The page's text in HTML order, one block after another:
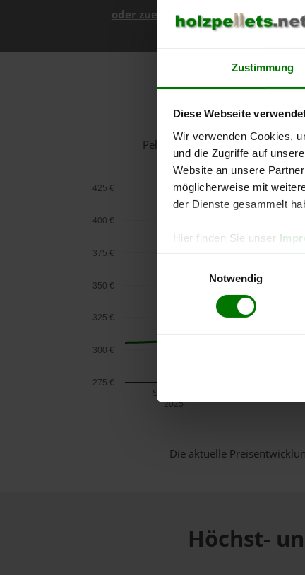
Zustimmung
Diese Webseite
Wir verwenden Cookies,
und die Zugriffe auf
Website an unsere
möglicherweise mit
der Dienste gesammelt
Hier finden Sie unser
Notwendig
oder zuerst mehr über unsere App
Pelletspreise in Lasberg für 1
September
2025
275 €
300 €
325 €
350 €
375 €
400 €
425 €
Die aktuelle
Höchst-